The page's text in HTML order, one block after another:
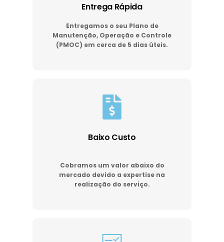
Entrega Rápida
Entregamos o seu Plano de
Manutenção, Operação e Controle
(PMOC) em cerca de 5 dias úteis.
Baixo Custo
Cobramos um valor abaixo do
mercado devido a expertise na
realização do serviço.